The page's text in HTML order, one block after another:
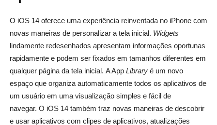
O iOS 14 oferece uma experiência reinventada no iPhone com
novas maneiras de personalizar a tela inicial. Widgets
lindamente redesenhados apresentam informações oportunas
rapidamente e podem ser fixados em tamanhos diferentes em
qualquer página da tela inicial. A App Library é um novo
espaço que organiza automaticamente todos os aplicativos de
um usuário em uma visualização simples e fácil de
navegar. O iOS 14 também traz novas maneiras de descobrir
e usar aplicativos com clipes de aplicativos, atualizações